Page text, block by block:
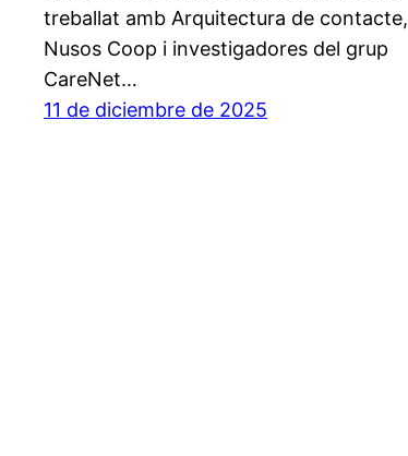
treballat amb Arquitectura de contacte,
Nusos Coop i investigadores del grup
CareNet…
11 de diciembre de 2025